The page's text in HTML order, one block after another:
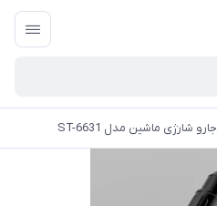
جارو شارژی ماشین مدل ST-6631